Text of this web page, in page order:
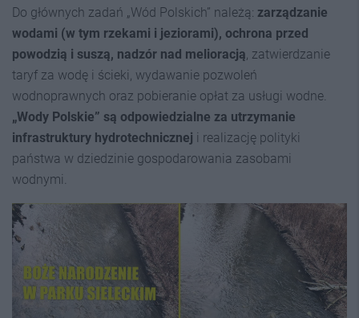
Do głównych zadań „Wód Polskich” należą: zarządzanie
wodami (w tym rzekami i jeziorami), ochrona przed
powodzią i suszą, nadzór nad melioracją, zatwierdzanie
taryf za wodę i ścieki, wydawanie pozwoleń
wodnoprawnych oraz pobieranie opłat za usługi wodne.
„Wody Polskie” są odpowiedzialne za utrzymanie
infrastruktury hydrotechnicznej i realizację polityki
państwa w dziedzinie gospodarowania zasobami
wodnymi.